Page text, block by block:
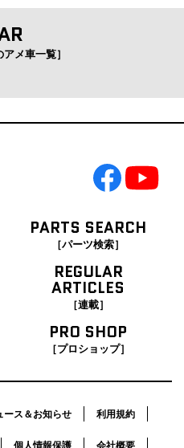
アメ車一覧］
PARTS SEARCH
［パーツ検索］
REGULAR
ARTICLES
［連載］
PRO SHOP
［プロショップ］
ース＆お知らせ 利用規約
個人情報保護 会社概要